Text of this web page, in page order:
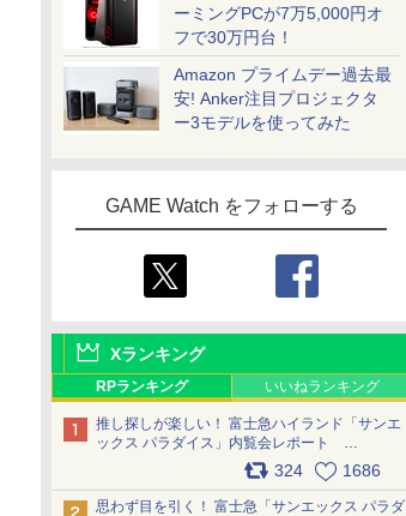
ーミングPCが7万5,000円オ
フで30万円台！
Amazon プライムデー過去最
安! Anker注目プロジェクタ
ー3モデルを使ってみた
GAME Watch をフォローする
Xランキング
RPランキング いいねランキング
推し探しが楽しい！ 富士急ハイランド「サンエ
ックス パラダイス」内覧会レポート
324 1686
思わず目を引く！ 富士急「サンエックス パラダ